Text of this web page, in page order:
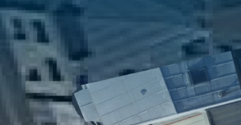
acier
béton
bois